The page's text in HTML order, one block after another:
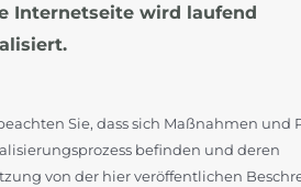
Internetseite wird laufend
Sie, dass sich Maßnahmen und
befinden und deren
von der hier veröffentlichen